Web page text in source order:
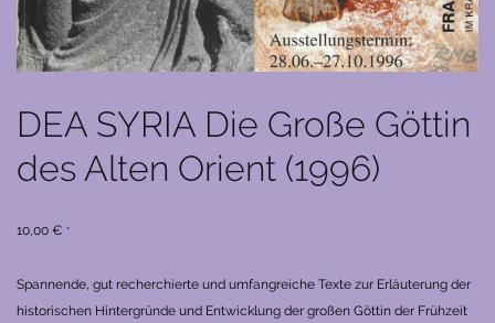
DEA SYRIA Die Große Göttin
des Alten Orient (1996)
10,00 € *
Spannende, gut recherchierte und umfangreiche Texte zur Erläuterung der
historischen Hintergründe und Entwicklung der großen Göttin der Frühzeit